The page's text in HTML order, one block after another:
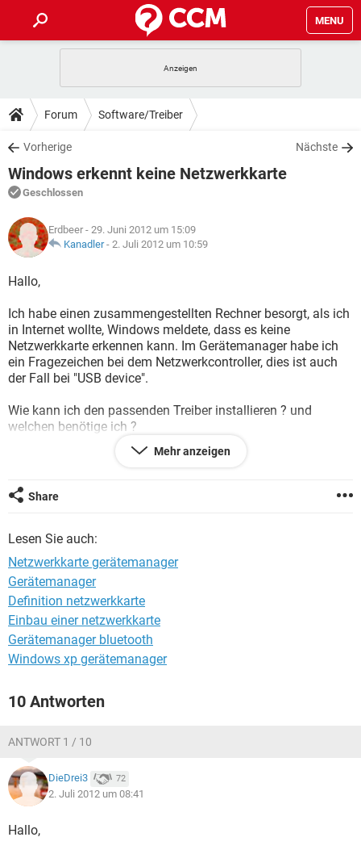
MENU
ANDROID IOS
WINDOWS 10
WHATSAPP TIKTOK
FACEBOOK
TIPPS & TRICKS
SPIELE
WINDOWS 10
WHATSAPP
FACEBOOK HARDWARE
DOWNLOADS
SPIELE STREAMING
ANDROID
WINDOWS 10 INSTAGRAM
WHATSAPP
FACEBOOK
FORUM
SPIELE
ANDROID IOS
FACEBOOK HARDWARE
LEXIKON
SPIELE
ANDROID
WINDOWS 10 INSTAGRAM
WHATSAPP TIKTOK
FACEBOOK HARDWARE
Forum Software/Treiber
Vorherige Nächste
Windows erkennt keine Netzwerkkarte
Geschlossen
Erdbeer - 29. Juni 2012 um 15:09
Kanadler- 2. Juli 2012 um 10:59
Hallo,
Ich habe einen zusammengestellten Rechner besorgt, als ich
in Internet wollte, Windows meldete, dass es keine
Netzwerkkarte erkennen kann. Im Gerätemanager habe ich
ein Fragezeichen bei dem Netzwerkcontroller, dies ist auch
der Fall bei "USB device".
Wie kann ich den passenden Treiber installieren ? und
welchen benötige ich ?
Danke
Mehr anzeigen
Share
Lesen Sie auch:
Netzwerkkarte gerätemanager
Gerätemanager
Definition netzwerkkarte
Einbau einer netzwerkkarte
Gerätemanager bluetooth
Windows xp gerätemanager
10 Antworten
ANTWORT 1 / 10
DieDrei3 72
2. Juli 2012 um 08:41
Hallo,